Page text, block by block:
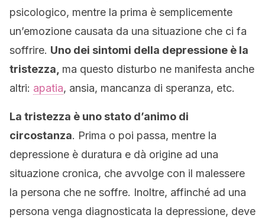
psicologico, mentre la prima è semplicemente
un’emozione causata da una situazione che ci fa
soffrire. Uno dei sintomi della depressione è la
tristezza, ma questo disturbo ne manifesta anche
altri: apatia, ansia, mancanza di speranza, etc.
La tristezza è uno stato d’animo di
circostanza. Prima o poi passa, mentre la
depressione è duratura e dà origine ad una
situazione cronica, che avvolge con il malessere
la persona che ne soffre. Inoltre, affinché ad una
persona venga diagnosticata la depressione, deve